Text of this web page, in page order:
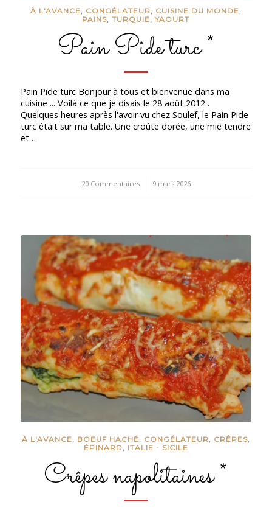
À L'AVANCE, CONGÉLATEUR, CUISINE DU MONDE,
PAINS,TURQUIE,YAOURT
Pain Pide turc *
Pain Pide turc Bonjour à tous et bienvenue dans ma
cuisine ... Voilà ce que je disais le 28 août 2012 .
Quelques heures après l'avoir vu chez Soulef, le Pain Pide
turc était sur ma table. Une croûte dorée, une mie tendre
et…
20 Commentaires
/ 9 mars 2026
À L'AVANCE, BOEUF HACHÉ, CONGÉLATEUR, CRÊPES,
ÉPINARD, ITALIE - SICILE
Crêpes napolitaines *